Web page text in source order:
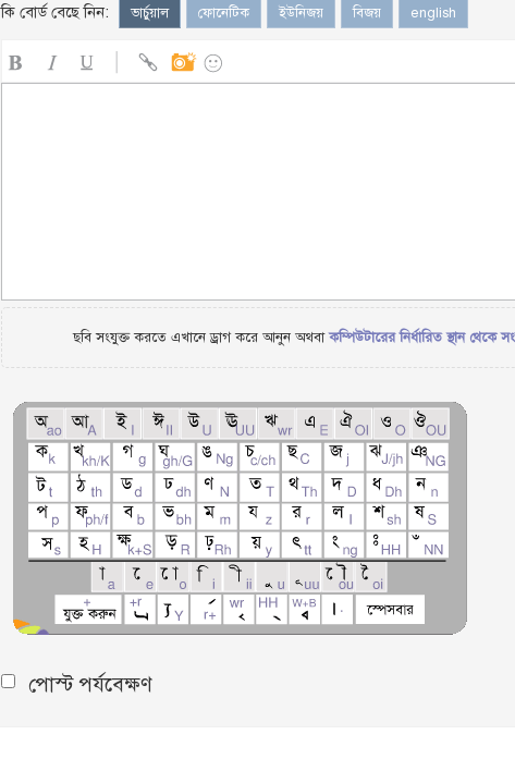
কি বোর্ড বেছে নিন: ভার্চুয়াল ফোনেটিক ইউনিজয় বিজয় english
ছবি সংযুক্ত করতে এখানে ড্রাগ করে আনুন অথবাকম্পিউটারের নির্ধারিত স্থান থেকে
পোস্ট পর্যবেক্ষণ